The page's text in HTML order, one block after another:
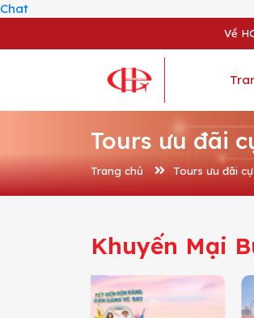
Chat
Về
Tours ưu đãi
Trang chủ Tours ưu đãi
Khuyến Mại